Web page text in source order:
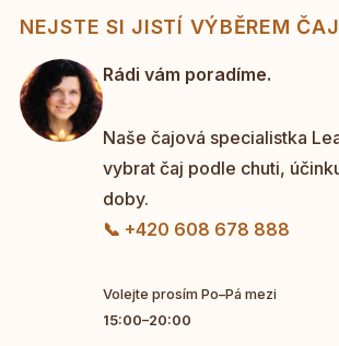
NEJSTE SI JISTÍ VÝBĚREM
Rádi vám poradíme.
Naše čajová specialistka
vybrat čaj podle chuti,
doby.
📞 +420 608 678 888
Volejte prosím Po–Pá mezi
15:00–20:00